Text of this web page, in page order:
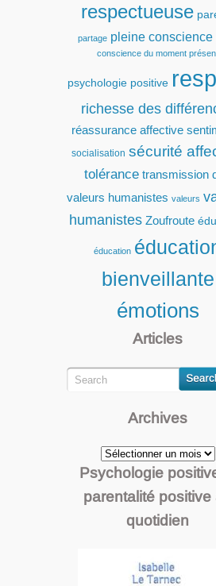
respectueuse
partage pleine conscience
conscience du moment
psychologie positive
richesse des
réassurance affective
socialisation sécurité
tolérance transmission
valeurs humanistes valeurs
humanistes Zoufroute
éducation
bienveillante
émotions
Articles
Archives
Archives
Psychologie
parentalité positive
quotidien